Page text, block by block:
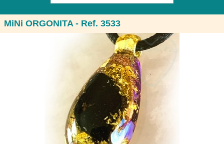
MiNi ORGONITA - Ref. 3533